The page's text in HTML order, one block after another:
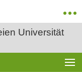
Universität